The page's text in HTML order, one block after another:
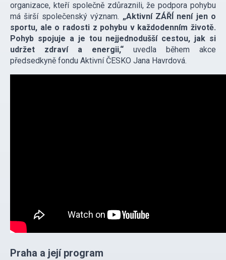
organizace, kteří společně zdůraznili, že podpora pohybu
má širší společenský význam. „Aktivní ZÁŘÍ není jen o
sportu, ale o radosti z pohybu v každodenním životě.
Pohyb spojuje a je tou nejjednodušší cestou, jak si
udržet zdraví a energii,“ uvedla během akce
předsedkyně fondu Aktivní ČESKO Jana Havrdová.
Praha a její program